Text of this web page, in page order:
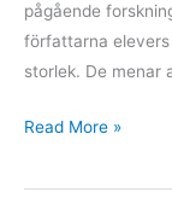
pågående
författarna
storlek. De menar
Read More »